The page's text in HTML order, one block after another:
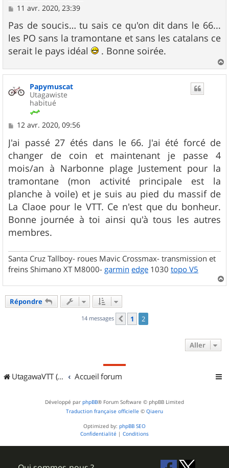
M
s
s
a
g
e
11 avr. 2020, 23:39
Pas de soucis… tu sais ce qu'on dit dans le 66...
les PO sans la tramontane et sans les catalans ce
serait le pays idéal
. Bonne soirée.
a
Papymuscat
Utagawiste
habitué
M
s
s
a
g
e
12 avr. 2020, 09:56
J'ai passé 27 étés dans le 66. J'ai été forcé de
changer de coin et maintenant je passe 4
mois/an à Narbonne plage Justement pour la
tramontane (mon activité principale est la
planche à voile) et je suis au pied du massif de
La Claoe pour le VTT. Ce n'est que du bonheur.
Bonne journée à toi ainsi qu'à tous les autres
membres.
Santa Cruz Tallboy- roues Mavic Crossmax- transmission et
freins Shimano XT M8000- garmin edge 1030 topo V5
a
Répondre
14 messages Précédent
1 2
Aller
UtagawaVTT (Randos VTT et VTTAE avec traces GPS) Accueil forum
Développé par phpBB® Forum Software © phpBB Limited
Traduction française officielle © Qiaeru
Optimized by: phpBB SEO
Confidentialité | Conditions